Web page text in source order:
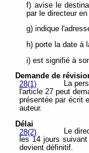
f) avise le
par le directeur
g) indique
h) porte la date à
i) est signifié à
Demande de
28(1)
La
l'article 27 peut
présentée par écrit
auteur.
Délai
28(2)
Le
les 14 jours
devient définitif.